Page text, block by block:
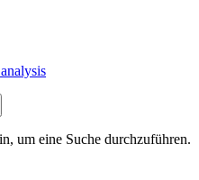
um eine Suche durchzuführen.